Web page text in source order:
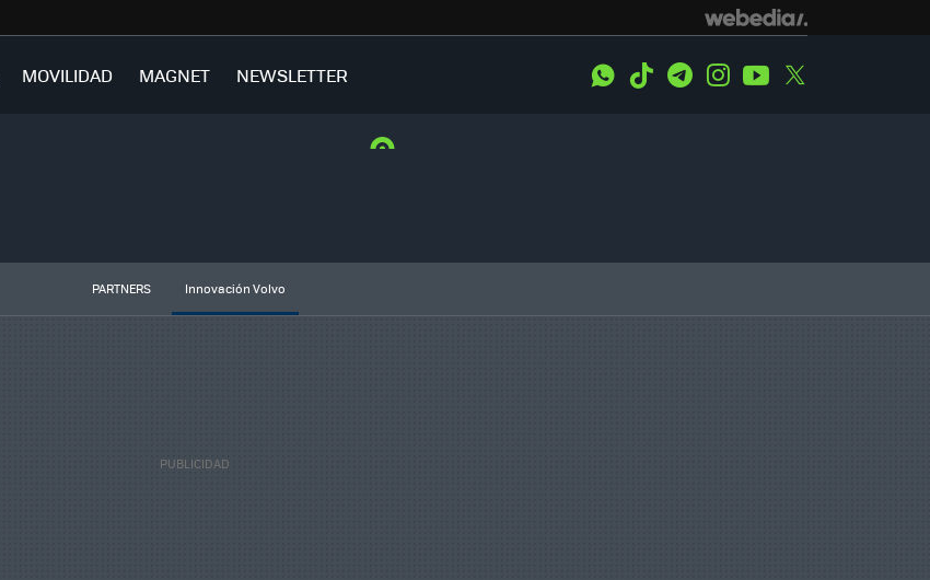
MOVILIDAD MAGNET NEWSLETTER WhatsApp
Tiktok TelegramInstagramYoutube
PARTNERS Innovación Volvo